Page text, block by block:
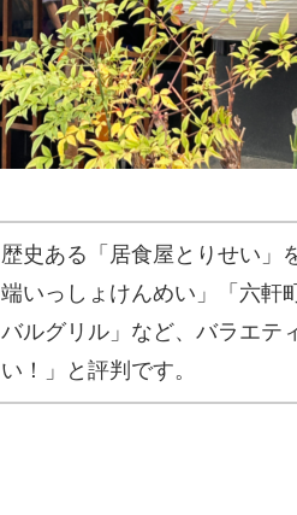
歴史ある「居食屋とりせい」
端いっしょけんめい」「六軒
バルグリル」など、バラエテ
い！」と評判です。